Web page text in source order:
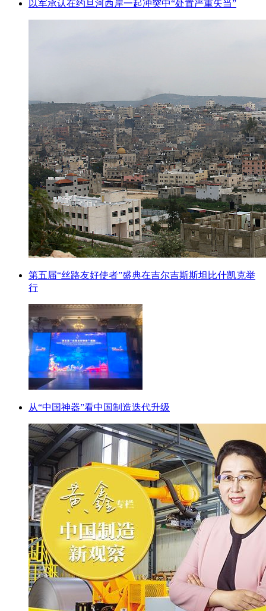
以军承认在约旦河西岸一起冲突中“处置严重失当”
第五届“丝路友好使者”盛典在吉尔吉斯斯坦比什凯克举
行
从“中国神器”看中国制造迭代升级